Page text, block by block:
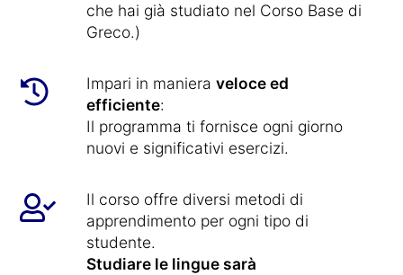
che hai già studiato nel Corso Base di
Greco.)
Impari in maniera veloce ed
efficiente:
Il programma ti fornisce ogni giorno
nuovi e significativi esercizi.
Il corso offre diversi metodi di
apprendimento per ogni tipo di
studente.
Studiare le lingue sarà